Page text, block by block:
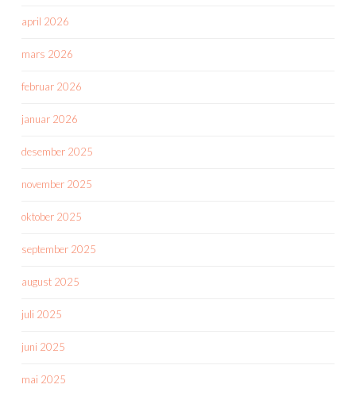
april 2026
mars 2026
februar 2026
januar 2026
desember 2025
november 2025
oktober 2025
september 2025
august 2025
juli 2025
juni 2025
mai 2025